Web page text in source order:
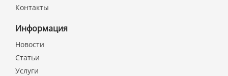
Контакты
Информация
Новости
Статьи
Услуги